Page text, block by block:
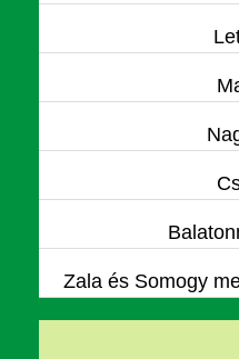
Zala és Somogy